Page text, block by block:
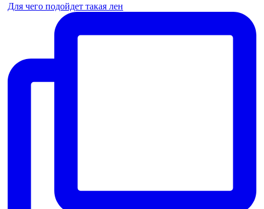
Для чего подойдет такая лен